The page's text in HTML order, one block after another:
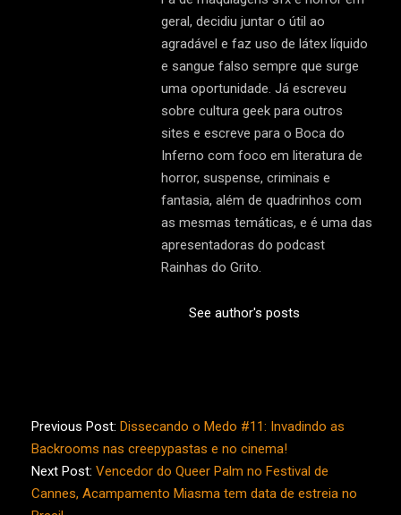
geral, decidiu juntar o útil ao
agradável e faz uso de látex líquido
e sangue falso sempre que surge
uma oportunidade. Já escreveu
sobre cultura geek para outros
sites e escreve para o Boca do
Inferno com foco em literatura de
horror, suspense, criminais e
fantasia, além de quadrinhos com
as mesmas temáticas, e é uma das
apresentadoras do podcast
Rainhas do Grito.
See author's posts
06-
01
Previous Post: Dissecando o Medo #11: Invadindo as
Backrooms nas creepypastas e no cinema!
Next Post: Vencedor do Queer Palm no Festival de
Cannes, Acampamento Miasma tem data de estreia no